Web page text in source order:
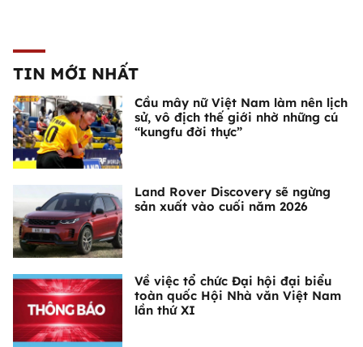
TIN MỚI NHẤT
Cầu mây nữ Việt Nam làm nên lịch
sử, vô địch thế giới nhờ những cú
“kungfu đời thực”
Land Rover Discovery sẽ ngừng
sản xuất vào cuối năm 2026
Về việc tổ chức Đại hội đại biểu
toàn quốc Hội Nhà văn Việt Nam
lần thứ XI